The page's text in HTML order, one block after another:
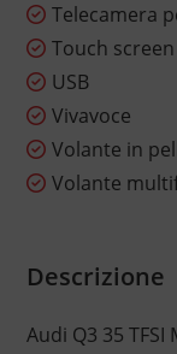
Telecamera
Touch screen
USB
Vivavoce
Volante in
Volante
Descrizione
Audi Q3 35